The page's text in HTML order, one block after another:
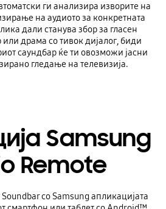
ги анализира изворите на
на аудиото за конкретната
дали станува збор за гласен
драма со тивок дијалог, биди
саундбар ќе ти овозможи јасни
гледање на телевизија.
Samsung
Remote
Soundbar со Samsung апликацијата